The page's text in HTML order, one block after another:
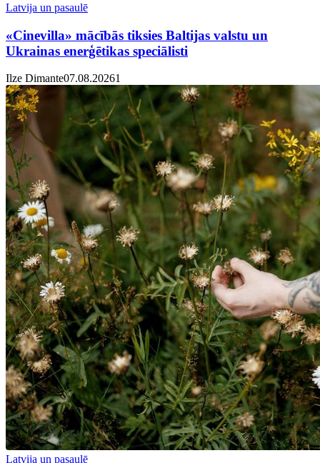
Latvija un pasaulē
«Cinevilla» mācībās tiksies Baltijas valstu un
Ukrainas enerģētikas speciālisti
Ilze Dimante07.08.20261
Latvija un pasaulē